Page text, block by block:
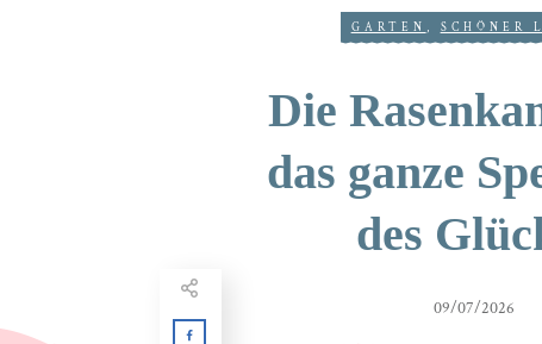
GARTEN , SCHÖNER
Die
das ganze
des
09/07/2026